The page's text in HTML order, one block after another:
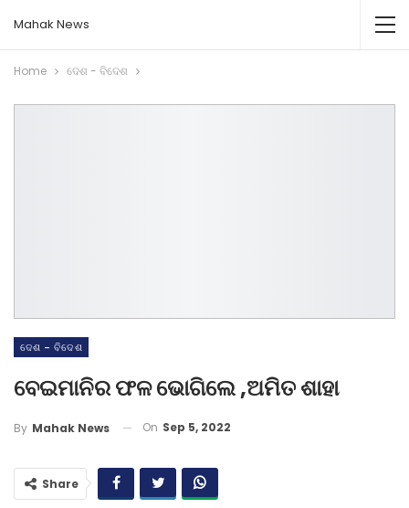
Mahak News
Home ଦେଶ - ବିଦେଶ
ଦେଶ - ବିଦେଶ
ବେଇମାନିର ଫଳ ଭୋଗିଲେ ,ଅମିତ ଶାହା
By Mahak News On Sep 5, 2022
Share